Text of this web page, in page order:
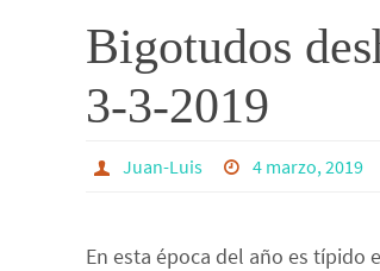
Bigotudos
3-3-2019
Juan-Luis 4 marzo, 2019
En esta época del año es típido